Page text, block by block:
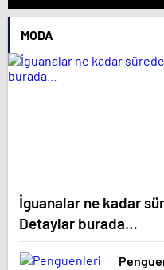
MODA
İguanalar ne kadar
Detaylar burada…